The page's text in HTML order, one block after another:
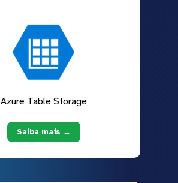
Azure Table Storage
Saiba mais →